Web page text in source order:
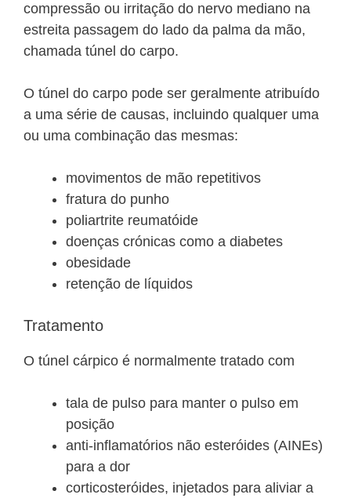
compressão ou irritação do nervo mediano na
estreita passagem do lado da palma da mão,
chamada túnel do carpo.
O túnel do carpo pode ser geralmente atribuído
a uma série de causas, incluindo qualquer uma
ou uma combinação das mesmas:
movimentos de mão repetitivos
fratura do punho
poliartrite reumatóide
doenças crónicas como a diabetes
obesidade
retenção de líquidos
Tratamento
O túnel cárpico é normalmente tratado com
tala de pulso para manter o pulso em
posição
anti-inflamatórios não esteróides (AINEs)
para a dor
corticosteróides, injetados para aliviar a